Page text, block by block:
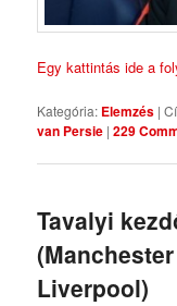
Egy kattintás ide a
Kategória: Elemzés |
van Persie |229
Tavalyi
Liverpool)